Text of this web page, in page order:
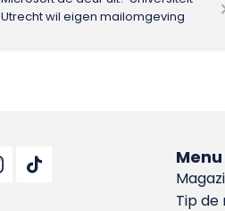
Utrecht wil eigen mailomgeving
Menu
Tip